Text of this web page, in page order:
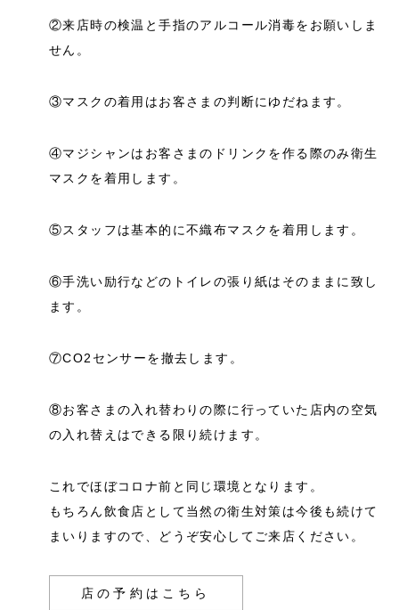
②来店時の検温と手指のアルコール消毒をお願いしま
せん。
③マスクの着用はお客さまの判断にゆだねます。
④マジシャンはお客さまのドリンクを作る際のみ衛生
マスクを着用します。
⑤スタッフは基本的に不織布マスクを着用します。
⑥手洗い励行などのトイレの張り紙はそのままに致し
ます。
⑦CO2センサーを撤去します。
⑧お客さまの入れ替わりの際に行っていた店内の空気
の入れ替えはできる限り続けます。
これでほぼコロナ前と同じ環境となります。
もちろん飲食店として当然の衛生対策は今後も続けて
まいりますので、どうぞ安心してご来店ください。
店の予約はこちら